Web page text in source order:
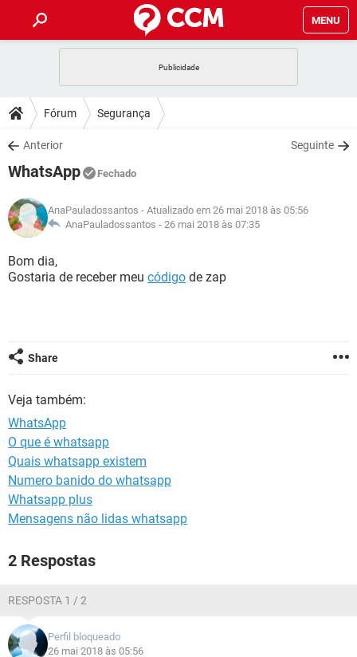
MENU
CELULAR
OUTLOOK
INSTAGRAM
GUIA DE COMPRAS
DICAS
JOGOS
INSTAGRAM GMAIL
GUIA DE COMPRAS
DOWNLOADS
JOGOS
CELULAR
OUTLOOK EXCEL
INSTAGRAM
GUIA DE COMPRAS
JOGOS WHATSAPP
CELULAR
OUTLOOK
GLOSSÁRIO
JOGOS
CELULAR FACEBOOK
GUIA DE COMPRAS
Fórum Segurança
Anterior Seguinte
WhatsApp Fechado
AnaPauladossantos - Atualizado em 26 mai 2018 às 05:56
AnaPauladossantos - 26 mai 2018 às 07:35
Bom dia,
Gostaria de receber meu código de zap
Share
Veja também:
WhatsApp
O que é whatsapp
Quais whatsapp existem
Numero banido do whatsapp
Whatsapp plus
Mensagens não lidas whatsapp
2 Respostas
RESPOSTA 1 / 2
Perfil bloqueado
26 mai 2018 às 05:56